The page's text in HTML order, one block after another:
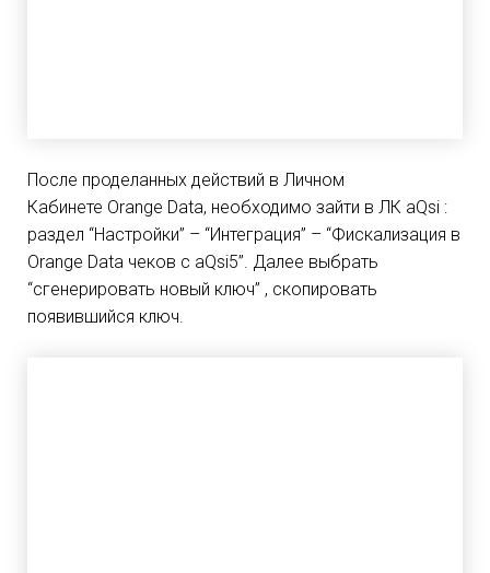
После проделанных действий в Личном
Кабинете Orange Data, необходимо зайти в ЛК aQsi :
раздел “Настройки” – “Интеграция” – “Фискализация в
Orange Data чеков с aQsi5”. Далее выбрать
“сгенерировать новый ключ” , скопировать
появившийся ключ.